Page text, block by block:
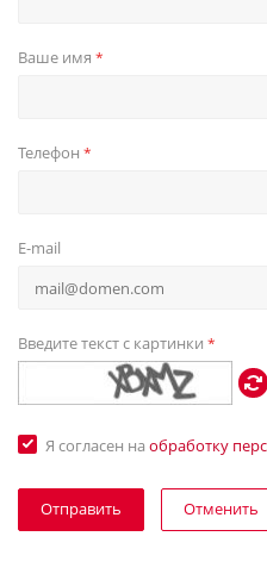
Ваше имя *
Телефон *
E-mail
Введите текст с картинки *
Я согласен на обработку
Отменить